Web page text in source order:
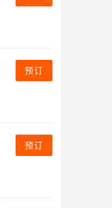
预订
预订